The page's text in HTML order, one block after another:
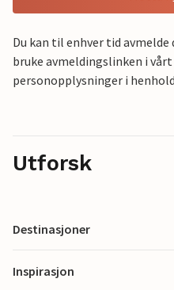
Du kan til enhver tid avmelde
bruke avmeldingslinken i
personopplysninger i
Utforsk
Destinasjoner
Inspirasjon